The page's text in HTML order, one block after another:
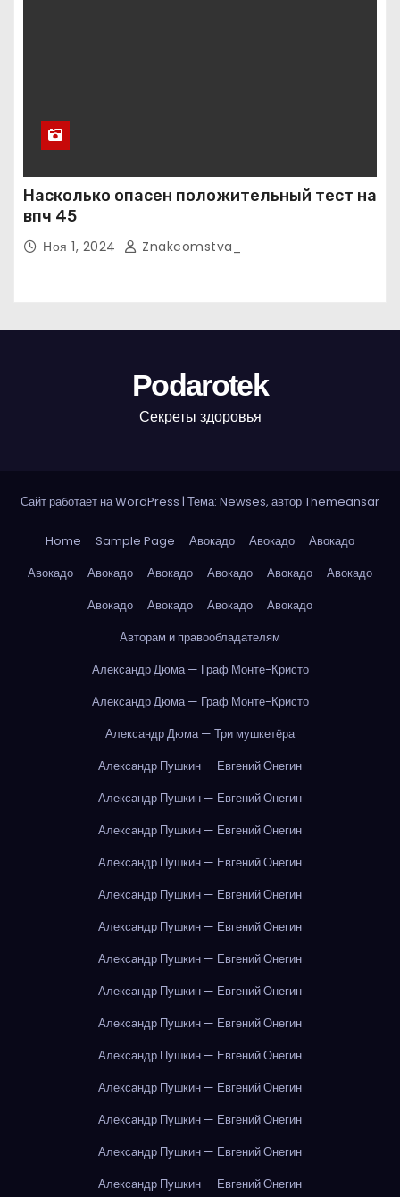
Насколько опасен положительный тест на
впч 45
Ноя 1, 2024 Znakcomstva_
Podarotek
Секреты здоровья
Сайт работает на WordPress | Тема: Newses, авторThemeansar
Home Sample Page Авокадо Авокадо
Авокадо
Авокадо
Авокадо Авокадо Авокадо Авокадо
Авокадо
Авокадо
Авокадо Авокадо
Авокадо
Авторам и правообладателям
Александр Дюма — Граф Монте-Кристо
Александр Дюма — Граф Монте-Кристо
Александр Дюма — Три мушкетёра
Александр Пушкин — Евгений Онегин
Александр Пушкин — Евгений Онегин
Александр Пушкин — Евгений Онегин
Александр Пушкин — Евгений Онегин
Александр Пушкин — Евгений Онегин
Александр Пушкин — Евгений Онегин
Александр Пушкин — Евгений Онегин
Александр Пушкин — Евгений Онегин
Александр Пушкин — Евгений Онегин
Александр Пушкин — Евгений Онегин
Александр Пушкин — Евгений Онегин
Александр Пушкин — Евгений Онегин
Александр Пушкин — Евгений Онегин
Александр Пушкин — Евгений Онегин